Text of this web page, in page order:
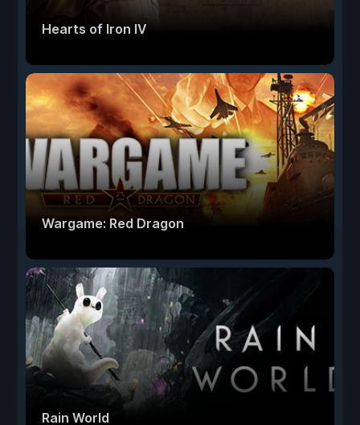
Hearts of Iron IV
Wargame: Red Dragon
Rain World